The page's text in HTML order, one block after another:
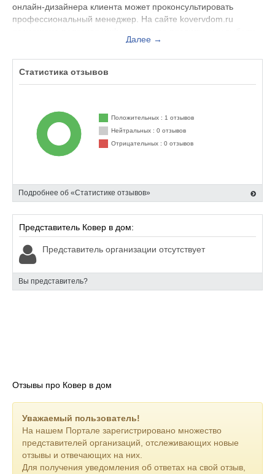
онлайн-дизайнера клиента может проконсультировать
профессиональный менеджер. На сайте kovervdom.ru
ковров, по уходу за ними. Компания «Ковер в дом»
оперативную доставку.
На нашем сайте вы можете не только ознакомиться с
прочесть отзывы его клиентов о качестве предлагаемых
ковровых изделий и сервиса, а также поделиться своим
мнением.
Далее →
Статистика отзывов
Положительных : 1 отзывов
Нейтральных : 0 отзывов
Отрицательных : 0 отзывов
Подробнее об «Статистике отзывов»
Представитель Ковер в дом:
Представитель организации отсутствует
Вы представитель?
Отзывы про Ковер в дом
Уважаемый пользователь!
На нашем Портале зарегистрировано множество
представителей организаций, отслеживающих новые
отзывы и отвечающих на них.
Для получения уведомления об ответах на свой отзыв,